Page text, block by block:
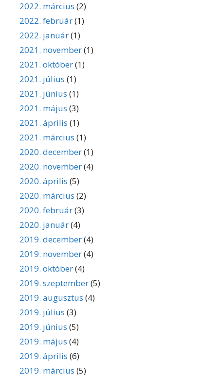
2022. március (2)
2022. február(1)
2022. január(1)
2021. november(1)
2021. október(1)
2021. július (1)
2021. június (1)
2021. május (3)
2021. április (1)
2021. március (1)
2020. december(1)
2020. november(4)
2020. április (5)
2020. március (2)
2020. február(3)
2020. január(4)
2019. december(4)
2019. november(4)
2019. október(4)
2019. szeptember(5)
2019. augusztus (4)
2019. július (3)
2019. június (5)
2019. május (4)
2019. április (6)
2019. március (5)